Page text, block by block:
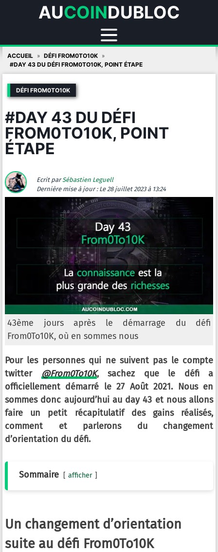
AUCOINDUBLOC
Skip
content
ACCUEIL
DÉFI FROM0TO10K
#DAY 43 DU DÉFI FROM0TO10K, POINT ÉTAPE
DÉFI FROM0TO10K
#DAY 43 DU DÉFI
FROM0TO10K, POINT
ÉTAPE
Ecrit parSébastien Leguell
Dernière mise à jour : Le 28 juillet 2023 à 13:24
43ème jours après le démarrage du défi
From0To10K, où en sommes nous
Pour les personnes qui ne suivent pas le compte
twitter
@From0To10K, sachez que le défi a
officiellement démarré le 27 Août 2021. Nous en
sommes donc aujourd’hui au day 43 et nous allons
faire un petit récapitulatif des gains réalisés,
comment et parlerons du changement
d’orientation du défi.
Sommaire afficher
Un changement d’orientation
suite au défi From0To10K